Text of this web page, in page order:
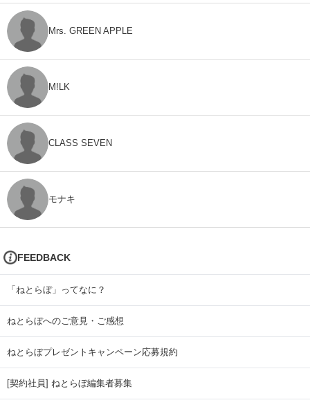
Mrs. GREEN APPLE
M!LK
CLASS SEVEN
モナキ
FEEDBACK
「ねとらぼ」ってなに？
ねとらぼへのご意見・ご感想
ねとらぼプレゼントキャンペーン応募規約
[契約社員] ねとらぼ編集者募集